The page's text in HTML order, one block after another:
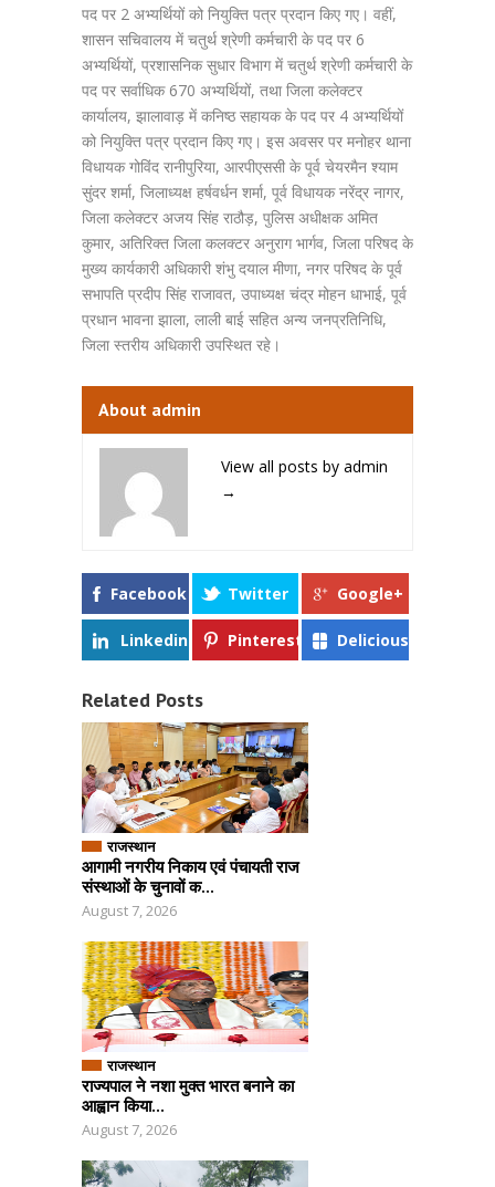
पद पर 2 अभ्यर्थियों को नियुक्ति पत्र प्रदान किए गए। वहीं,
शासन सचिवालय में चतुर्थ श्रेणी कर्मचारी के पद पर 6
अभ्यर्थियों, प्रशासनिक सुधार विभाग में चतुर्थ श्रेणी कर्मचारी के
पद पर सर्वाधिक 670 अभ्यर्थियों, तथा जिला कलेक्टर
कार्यालय, झालावाड़ में कनिष्ठ सहायक के पद पर 4 अभ्यर्थियों
को नियुक्ति पत्र प्रदान किए गए। इस अवसर पर मनोहर थाना
विधायक गोविंद रानीपुरिया, आरपीएससी के पूर्व चेयरमैन श्याम
सुंदर शर्मा, जिलाध्यक्ष हर्षवर्धन शर्मा, पूर्व विधायक नरेंद्र नागर,
जिला कलेक्टर अजय सिंह राठौड़, पुलिस अधीक्षक अमित
कुमार, अतिरिक्त जिला कलक्टर अनुराग भार्गव, जिला परिषद के
मुख्य कार्यकारी अधिकारी शंभु दयाल मीणा, नगर परिषद के पूर्व
सभापति प्रदीप सिंह राजावत, उपाध्यक्ष चंद्र मोहन धाभाई, पूर्व
प्रधान भावना झाला, लाली बाई सहित अन्य जनप्रतिनिधि,
जिला स्तरीय अधिकारी उपस्थित रहे।
About admin
View all posts by admin
→
Facebook Twitter Google+
Linkedin Pinterest Delicious
Related Posts
राजस्थान
आगामी नगरीय निकाय एवं पंचायती राज
संस्थाओं के चुनावों क...
August 7, 2026
राजस्थान
राज्यपाल ने नशा मुक्त भारत बनाने का
आह्वान किया...
August 7, 2026